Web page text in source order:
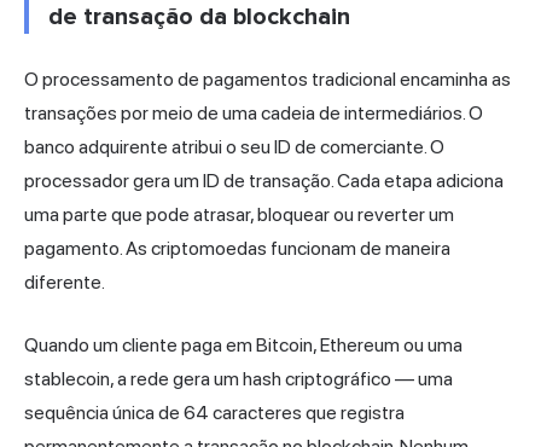
de transação da blockchain
O processamento de pagamentos tradicional encaminha as
transações por meio de uma cadeia de intermediários. O
banco adquirente atribui o seu ID de comerciante. O
processador gera um ID de transação. Cada etapa adiciona
uma parte que pode atrasar, bloquear ou reverter um
pagamento. As criptomoedas funcionam de maneira
diferente.
Quando um cliente paga em Bitcoin, Ethereum ou uma
stablecoin, a rede gera um hash criptográfico — uma
sequência única de 64 caracteres que registra